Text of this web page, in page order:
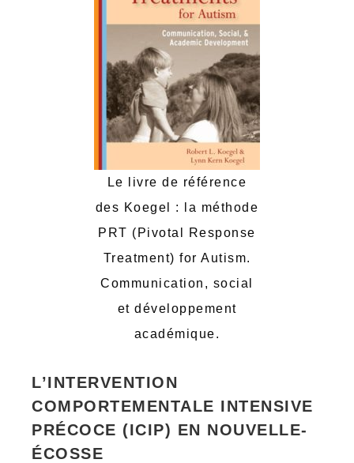
Le livre de référence
des Koegel : la méthode
PRT (Pivotal Response
Treatment) for Autism.
Communication, social
et développement
académique.
L’INTERVENTION
COMPORTEMENTALE INTENSIVE
PRÉCOCE (ICIP) EN NOUVELLE-
ÉCOSSE